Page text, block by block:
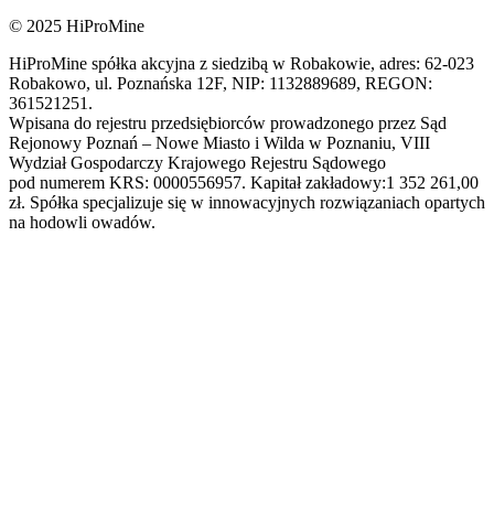
© 2025 HiProMine
HiProMine spółka akcyjna z siedzibą w Robakowie, adres: 62-023
Robakowo, ul. Poznańska 12F, NIP: 1132889689, REGON:
361521251.
Wpisana do rejestru przedsiębiorców prowadzonego przez Sąd
Rejonowy Poznań – Nowe Miasto i Wilda w Poznaniu, VIII
Wydział Gospodarczy Krajowego Rejestru Sądowego
pod numerem KRS: 0000556957. Kapitał zakładowy:1 352 261,00
zł. Spółka specjalizuje się w innowacyjnych rozwiązaniach opartych
na hodowli owadów.